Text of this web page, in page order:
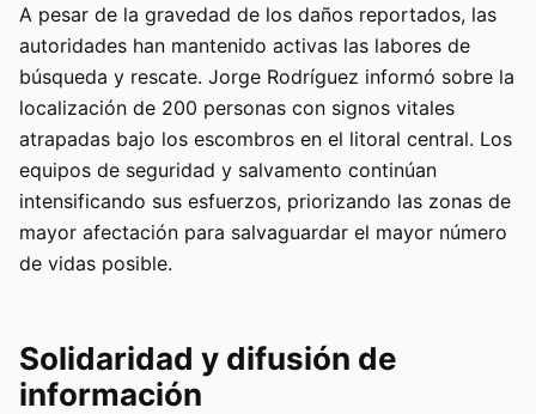
A pesar de la gravedad de los daños reportados, las
autoridades han mantenido activas las labores de
búsqueda y rescate. Jorge Rodríguez informó sobre la
localización de 200 personas con signos vitales
atrapadas bajo los escombros en el litoral central. Los
equipos de seguridad y salvamento continúan
intensificando sus esfuerzos, priorizando las zonas de
mayor afectación para salvaguardar el mayor número
de vidas posible.
Solidaridad y difusión de
información